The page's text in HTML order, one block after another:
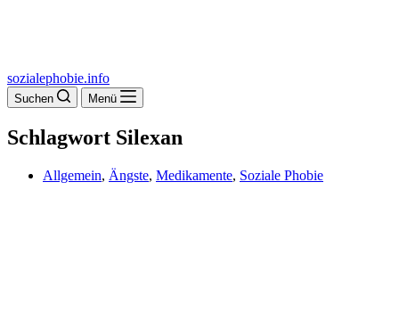
sozialephobie.info
Suchen Menü
Schlagwort Silexan
Allgemein, Ängste, Medikamente, Soziale Phobie